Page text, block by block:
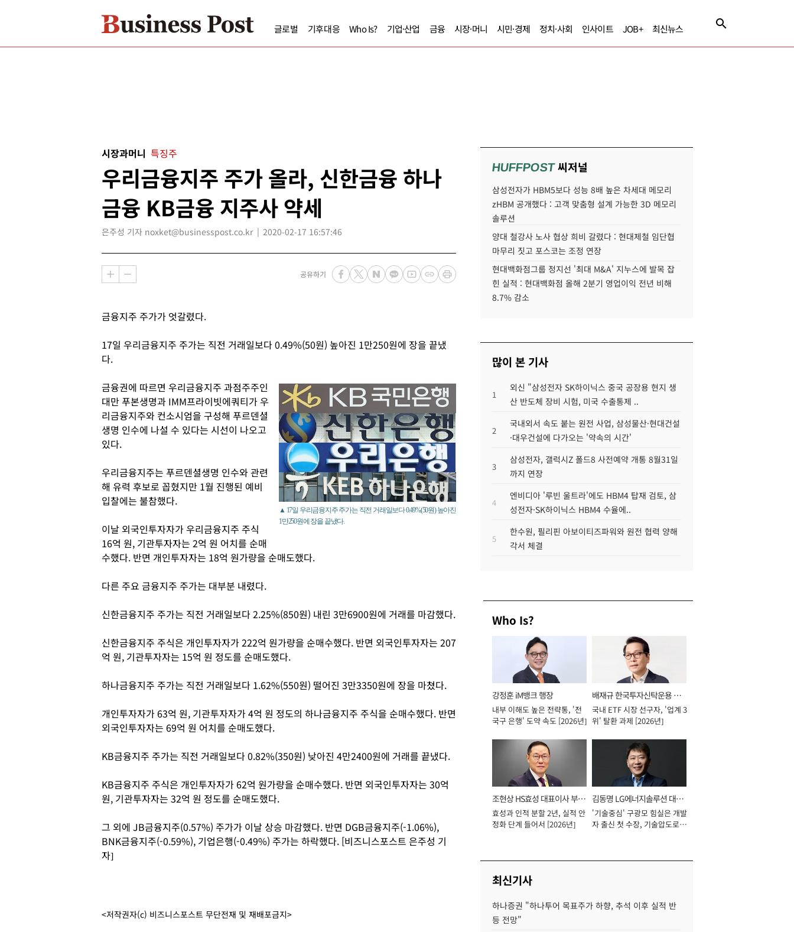
글로벌 기후대응 Who Is? 기업·산업 금융 시장·머니 시민·경제 정치·사회 인사이트 JOB+ 최신뉴스
시장과머니 특징주
우리금융지주 주가 올라, 신한금융 하나
금융 KB금융 지주사 약세
은주성 기자 noxket@businesspost.co.kr 2020-02-17 16:57:46
공유하기
금융지주 주가가 엇갈렸다.
17일 우리금융지주 주가는 직전 거래일보다 0.49%(50원) 높아진 1만250원에 장을 끝냈
다.
▲ 17일 우리금융지주 주가는 직전 거래일보다 0.49%(50원) 높아진
1만250원에 장을 끝냈다.
금융권에 따르면 우리금융지주 과점주주인
대만 푸본생명과 IMM프라이빗에쿼티가 우
리금융지주와 컨소시엄을 구성해 푸르덴셜
생명 인수에 나설 수 있다는 시선이 나오고
있다.
우리금융지주는 푸르덴셜생명 인수와 관련
해 유력 후보로 꼽혔지만 1월 진행된 예비
입찰에는 불참했다.
이날 외국인투자자가 우리금융지주 주식
16억 원, 기관투자자는 2억 원 어치를 순매
수했다. 반면 개인투자자는 18억 원가량을 순매도했다.
다른 주요 금융지주 주가는 대부분 내렸다.
신한금융지주 주가는 직전 거래일보다 2.25%(850원) 내린 3만6900원에 거래를 마감했다.
신한금융지주 주식은 개인투자자가 222억 원가량을 순매수했다. 반면 외국인투자자는 207
억 원, 기관투자자는 15억 원 정도를 순매도했다.
하나금융지주 주가는 직전 거래일보다 1.62%(550원) 떨어진 3만3350원에 장을 마쳤다.
개인투자자가 63억 원, 기관투자자가 4억 원 정도의 하나금융지주 주식을 순매수했다. 반면
외국인투자자는 69억 원 어치를 순매도했다.
KB금융지주 주가는 직전 거래일보다 0.82%(350원) 낮아진 4만2400원에 거래를 끝냈다.
KB금융지주 주식은 개인투자자가 62억 원가량을 순매수했다. 반면 외국인투자자는 30억
원, 기관투자자는 32억 원 정도를 순매도했다.
그 외에 JB금융지주(0.57%) 주가가 이날 상승 마감했다. 반면 DGB금융지주(-1.06%),
BNK금융지주(-0.59%), 기업은행(-0.49%) 주가는 하락했다. [비즈니스포스트 은주성 기
자]
<저작권자(c) 비즈니스포스트 무단전재 및 재배포금지>
HUFFPOST씨저널
삼성전자가 HBM5보다 성능 8배 높은 차세대 메모리
zHBM 공개했다 : 고객 맞춤형 설계 가능한 3D 메모리
솔루션
양대 철강사 노사 협상 희비 갈렸다 : 현대제철 임단협
마무리 짓고 포스코는 조정 연장
현대백화점그룹 정지선 '최대 M&A' 지누스에 발목 잡
힌 실적 : 현대백화점 올해 2분기 영업이익 전년 비해
8.7% 감소
많이 본 기사
1
외신 "삼성전자 SK하이닉스 중국 공장용 현지 생
산 반도체 장비 시험, 미국 수출통제 ..
2
국내외서 속도 붙는 원전 사업, 삼성물산·현대건설
·대우건설에 다가오는 '약속의 시간'
3
삼성전자, 갤럭시Z 폴드8 사전예약 개통 8월31일
까지 연장
4
엔비디아 '루빈 울트라'에도 HBM4 탑재 검토, 삼
성전자·SK하이닉스 HBM4 수율에..
5
한수원, 필리핀 아보이티즈파워와 원전 협력 양해
각서 체결
Who Is?
강정훈 iM뱅크 행장
내부 이해도 높은 전략통, '전
국구 은행' 도약 속도 [2026년]
배재규 한국투자신탁운용 대
표이사 사장
국내 ETF 시장 선구자, '업계 3
위' 탈환 과제 [2026년]
조현상 HS효성 대표이사 부회
장
효성과 인적 분할 2년, 실적 안
정화 단계 들어서 [2026년]
김동명 LG에너지솔루션 대표
이사 사장
'기술중심' 구광모 힘실은 개발
자 출신 첫 수장, 기술압도로
최신기사
하나증권 "하나투어 목표주가 하향, 추석 이후 실적 반
등 전망"